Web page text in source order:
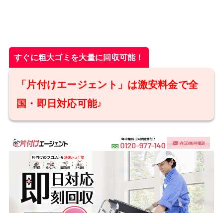
すぐに粗大ゴミを大量に回収可能！
「片付けエージェント」は激安料金で全
国・即日対応可能♪